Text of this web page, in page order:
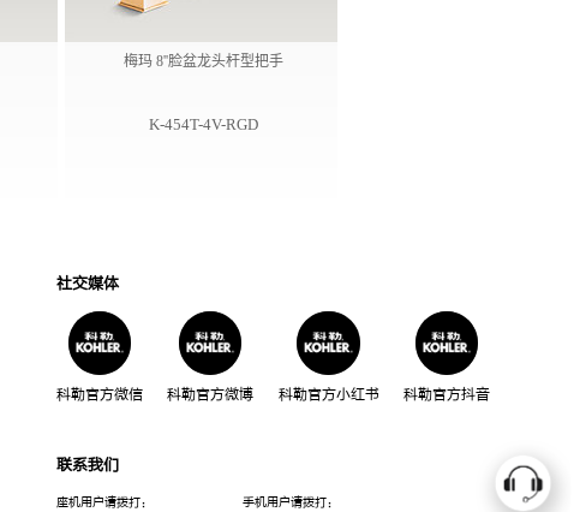
梅玛 8''脸盆龙头杆型把手
K-454T-4V-RGD
社交媒体
科勒官方微信 科勒官方微博 科勒官方小红书 科勒官方抖音
联系我们
座机用户请拨打： 手机用户请拨打：